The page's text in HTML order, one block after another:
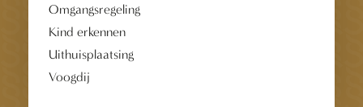
Omgangsregeling
Kind erkennen
Uithuisplaatsing
Voogdij